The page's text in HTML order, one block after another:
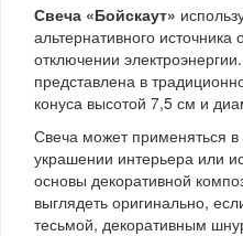
Свеча «Бойскаут»
альтернативного
отключении
представлена в
конуса высотой 7,5 см и
Свеча может применяться
украшении интерьера или
основы декоративной
выглядеть оригинально,
тесьмой, декоративным